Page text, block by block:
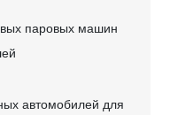
автомобиля:
паровых машин
автомобилей для